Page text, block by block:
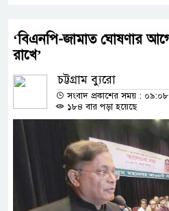
‘বিএনপি-জামাত ঘোষণার
রাখে’
চট্টগ্রাম ব্যুরো
সংবাদ প্রকাশের সময় :
১৮৪ বার পড়া হয়েছে